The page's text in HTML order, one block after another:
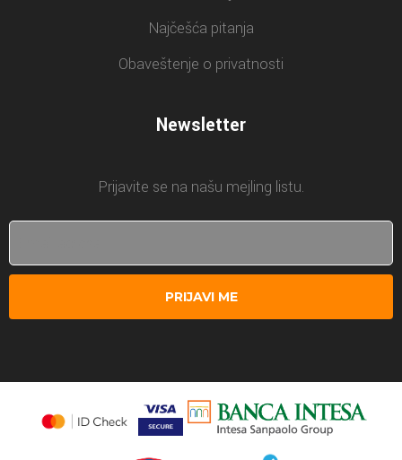
Najčešća pitanja
Obaveštenje o privatnosti
Newsletter
Prijavite se na našu mejling listu.
PRIJAVI ME